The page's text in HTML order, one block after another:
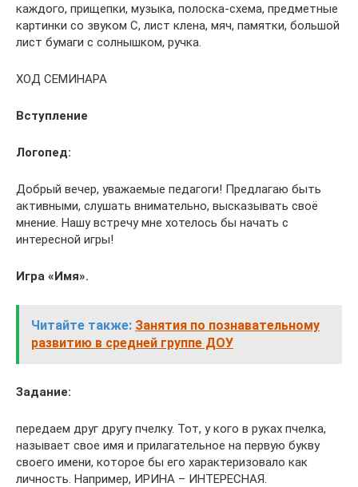
каждого, прищепки, музыка, полоска-схема, предметные
картинки со звуком С, лист клена, мяч, памятки, большой
лист бумаги с солнышком, ручка.
ХОД СЕМИНАРА
Вступление
Логопед:
Добрый вечер, уважаемые педагоги! Предлагаю быть
активными, слушать внимательно, высказывать своё
мнение. Нашу встречу мне хотелось бы начать с
интересной игры!
Игра «Имя».
Читайте также: Занятия по познавательному
развитию в средней группе ДОУ
Задание:
передаем друг другу пчелку. Тот, у кого в руках пчелка,
называет свое имя и прилагательное на первую букву
своего имени, которое бы его характеризовало как
личность. Например, ИРИНА – ИНТЕРЕСНАЯ.